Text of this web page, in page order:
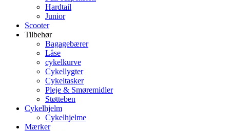
Hardtail
Junior
Scooter
Tilbehør
Bagagebærer
Låse
cykelkurve
Cykellygter
Cykeltasker
Pleje & Smøremidler
Støtteben
Cykelhjelm
Cykelhjelme
Mærker